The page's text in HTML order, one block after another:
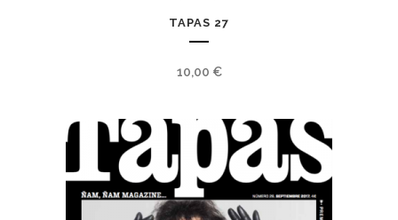
TAPAS 27
10,00 €